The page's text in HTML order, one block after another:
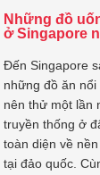
Những đồ
ở Singapore
Đến Singapore
những đồ ăn
nên thử một lần
truyền thống ở
toàn diện về
tại đảo quốc.